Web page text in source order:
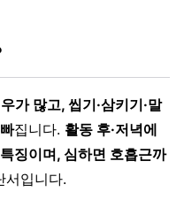
가 많고, 씹기·삼키기·말
집니다. 활동 후·저녁에
징이며, 심하면 호흡근까
서입니다.